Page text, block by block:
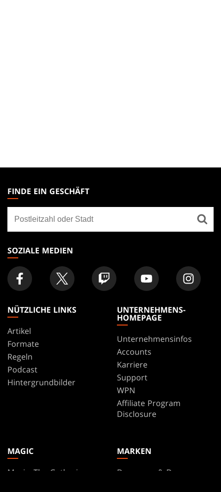
THE
GATHERING
FOOTER
FINDE EIN GESCHÄFT
ein
Geschäft
SOZIALE MEDIEN
NÜTZLICHE LINKS
Artikel
Formate
Regeln
Podcast
Hintergrundbilder
UNTERNEHMENS-
HOMEPAGE
Unternehmensinfos
Accounts
Karriere
Support
WPN
Affiliate Program
Disclosure
MAGIC
Magic: The Gathering
MARKEN
Dungeons & Dragons